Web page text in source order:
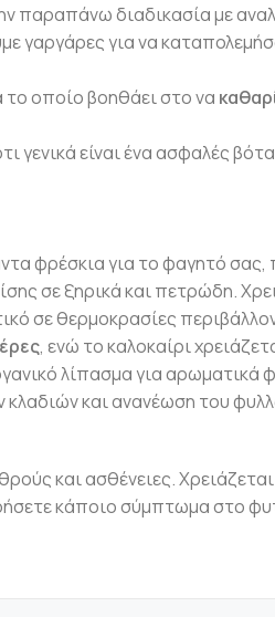
παραπάνω διαδικασία με
γαργάρες για να
οποίο βοηθάει στο να
γενικά είναι ένα ασφαλές
φρέσκια για το φαγητό σας,
σε ξηρικά και πετρώδη.
σε θερμοκρασίες
, ενώ το καλοκαίρι
λίπασμα για αρωματικά
και ανανέωση του
και ασθένειες.
κάποιο σύμπτωμα στο